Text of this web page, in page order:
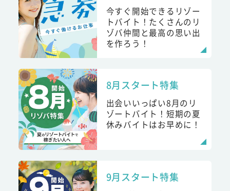
今すぐ開始できるリゾー
トバイト！たくさんのリ
ゾバ仲間と最高の思い出
を作ろう！
8月スタート特集
出会いいっぱい8月のリ
ゾートバイト！短期の夏
休みバイトはお早めに！
9月スタート特集